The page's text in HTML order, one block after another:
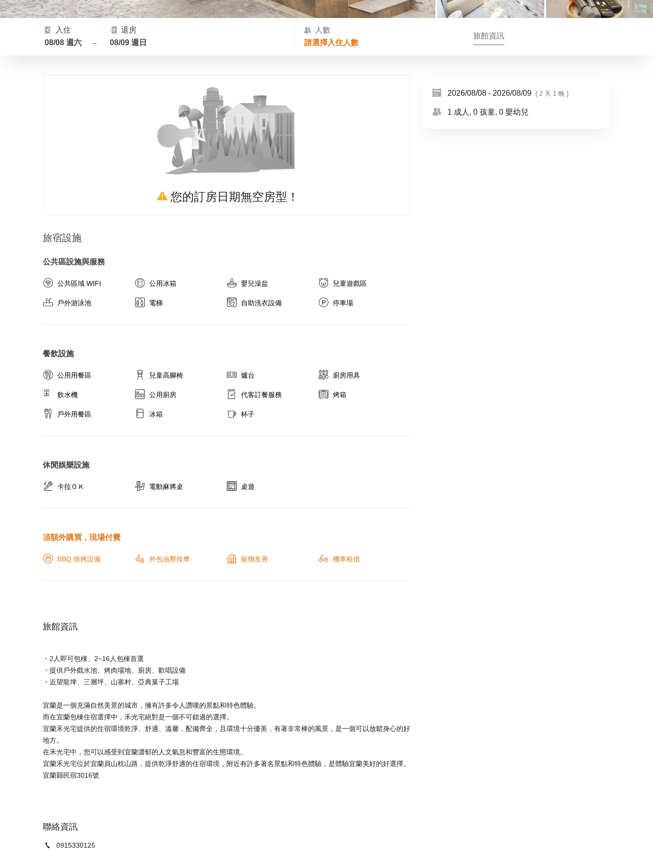
入住
08/08 週六
－
退房
08/09 週日
人數
請選擇入住人數
旅館資訊
您的訂房日期無空房型！
旅宿設施
公共區設施與服務
公共區域 WIFI 公用冰箱 嬰兒澡盆 兒童遊戲區
戶外游泳池 電梯 自助洗衣設備 停車場
餐飲設施
公用用餐區 兒童高腳椅 爐台 廚房用具
飲水機 公用廚房 代客訂餐服務 烤箱
戶外用餐區 冰箱 杯子
休閒娛樂設施
卡拉ＯＫ 電動麻將桌 桌遊
須額外購買，現場付費
BBQ 燒烤設備 外包油壓按摩 寵物友善 機車租借
旅館資訊
・2人即可包棟、2~16人包棟首選
・提供戶外戲水池、烤肉場地、廚房、歡唱設備
・近望龍埤、三層坪、山寨村、亞典菓子工場
宜蘭是一個充滿自然美景的城市，擁有許多令人讚嘆的景點和特色體驗。
而在宜蘭包棟住宿選擇中，禾光宅絕對是一個不可錯過的選擇。
宜蘭禾光宅提供的住宿環境乾淨、舒適、溫馨，配備齊全，且環境十分優美，有著非常棒的風景，是一個可以放鬆身心的好
地方。
在禾光宅中，您可以感受到宜蘭濃郁的人文氣息和豐富的生態環境。
宜蘭禾光宅位於宜蘭員山枕山路，提供乾淨舒適的住宿環境，附近有許多著名景點和特色體驗，是體驗宜蘭美好的好選擇。
聯絡資訊
0915330125
2026/08/08 - 2026/08/09 ( 2 天 1 晚 )
1 成人 , 0 孩童, 0 嬰幼兒